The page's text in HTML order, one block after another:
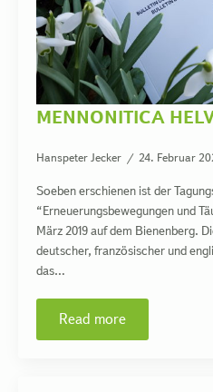
MENNONITICA
Hanspeter Jecker 24. Februar
Soeben erschienen ist der
“Erneuerungsbewegungen und
März 2019 auf dem Bienenberg.
deutscher, französischer und
das…
Read more